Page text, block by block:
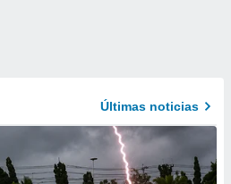
Últimas noticias